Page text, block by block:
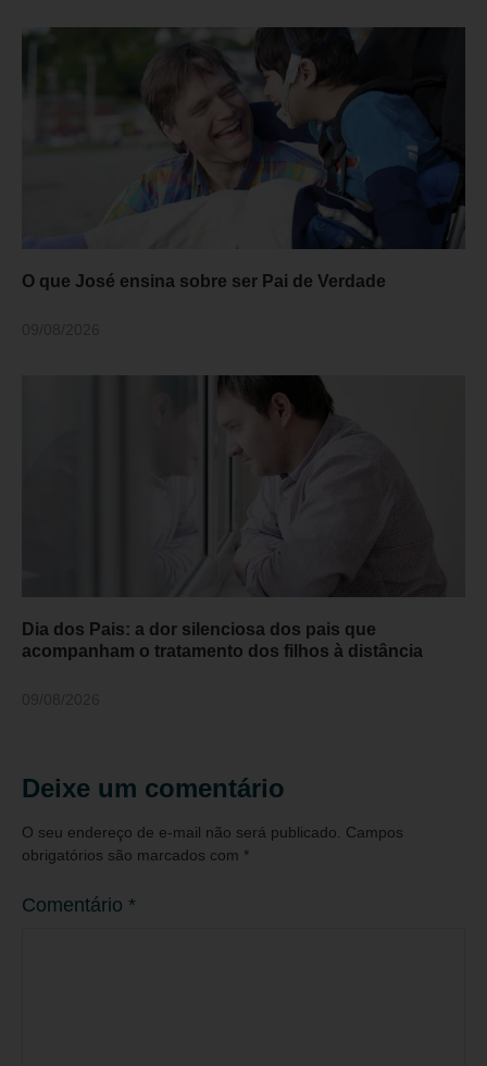
O que José ensina sobre ser Pai de Verdade
Dia dos Pais: a dor silenciosa dos pais que
acompanham o tratamento dos filhos à distância
Deixe um comentário
O seu endereço de e-mail não será publicado. Campos
obrigatórios são marcados com *
Comentário *